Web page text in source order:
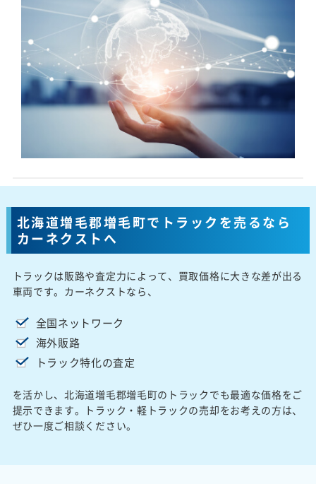
北海道増毛郡増毛町でトラックを売るなら
カーネクストへ
トラックは販路や査定力によって、買取価格に大きな差が出る
車両です。カーネクストなら、
全国ネットワーク
海外販路
トラック特化の査定
を活かし、北海道増毛郡増毛町のトラックでも最適な価格をご
提示できます。トラック・軽トラックの売却をお考えの方は、
ぜひ一度ご相談ください。